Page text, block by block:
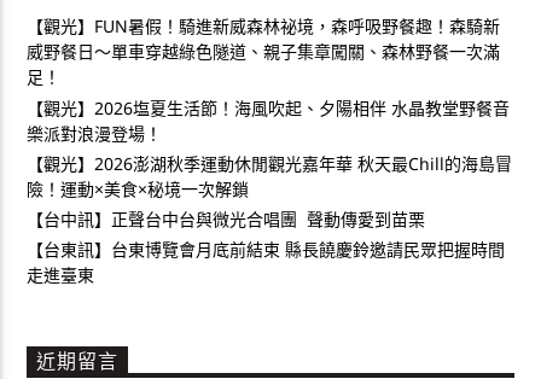
【觀光】FUN暑假！騎進新威森林祕境，森呼吸野餐趣！森騎新
威野餐日～單車穿越綠色隧道、親子集章闖關、森林野餐一次滿
足！
【觀光】2026塩夏生活節！海風吹起、夕陽相伴 水晶教堂野餐音
樂派對浪漫登場！
【觀光】2026澎湖秋季運動休閒觀光嘉年華 秋天最Chill的海島冒
險！運動×美食×秘境一次解鎖
【台中訊】正聲台中台與微光合唱團 聲動傳愛到苗栗
【台東訊】台東博覽會月底前結束 縣長饒慶鈴邀請民眾把握時間
走進臺東
近期留言